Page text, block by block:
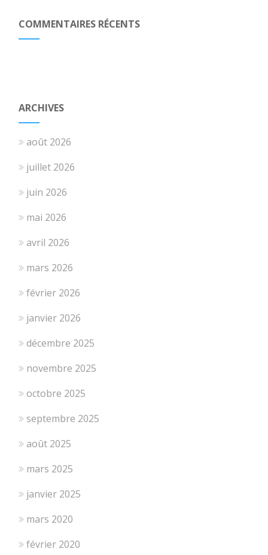
COMMENTAIRES RÉCENTS
ARCHIVES
août 2026
juillet 2026
juin 2026
mai 2026
avril 2026
mars 2026
février 2026
janvier 2026
décembre 2025
novembre 2025
octobre 2025
septembre 2025
août 2025
mars 2025
janvier 2025
mars 2020
février 2020